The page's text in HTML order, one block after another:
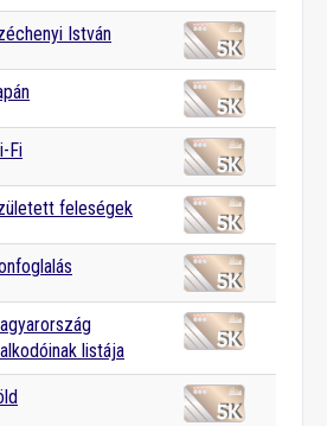
István
Fi
feleségek
listája